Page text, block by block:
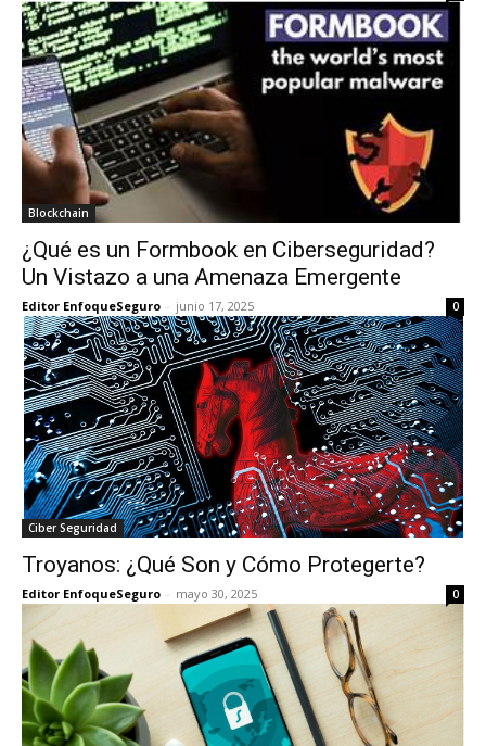
Blockchain
¿Qué es un Formbook en Ciberseguridad?
Un Vistazo a una Amenaza Emergente
Editor EnfoqueSeguro - junio 17, 2025 0
Ciber Seguridad
Troyanos: ¿Qué Son y Cómo Protegerte?
Editor EnfoqueSeguro - mayo 30, 2025 0